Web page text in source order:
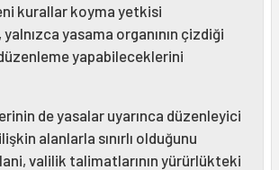
kurallar koyma yetkisi
yalnızca yasama organının çizdiği
yapabileceklerini
de yasalar uyarınca düzenleyici
alanlarla sınırlı olduğunu
valilik talimatlarının yürürlükteki